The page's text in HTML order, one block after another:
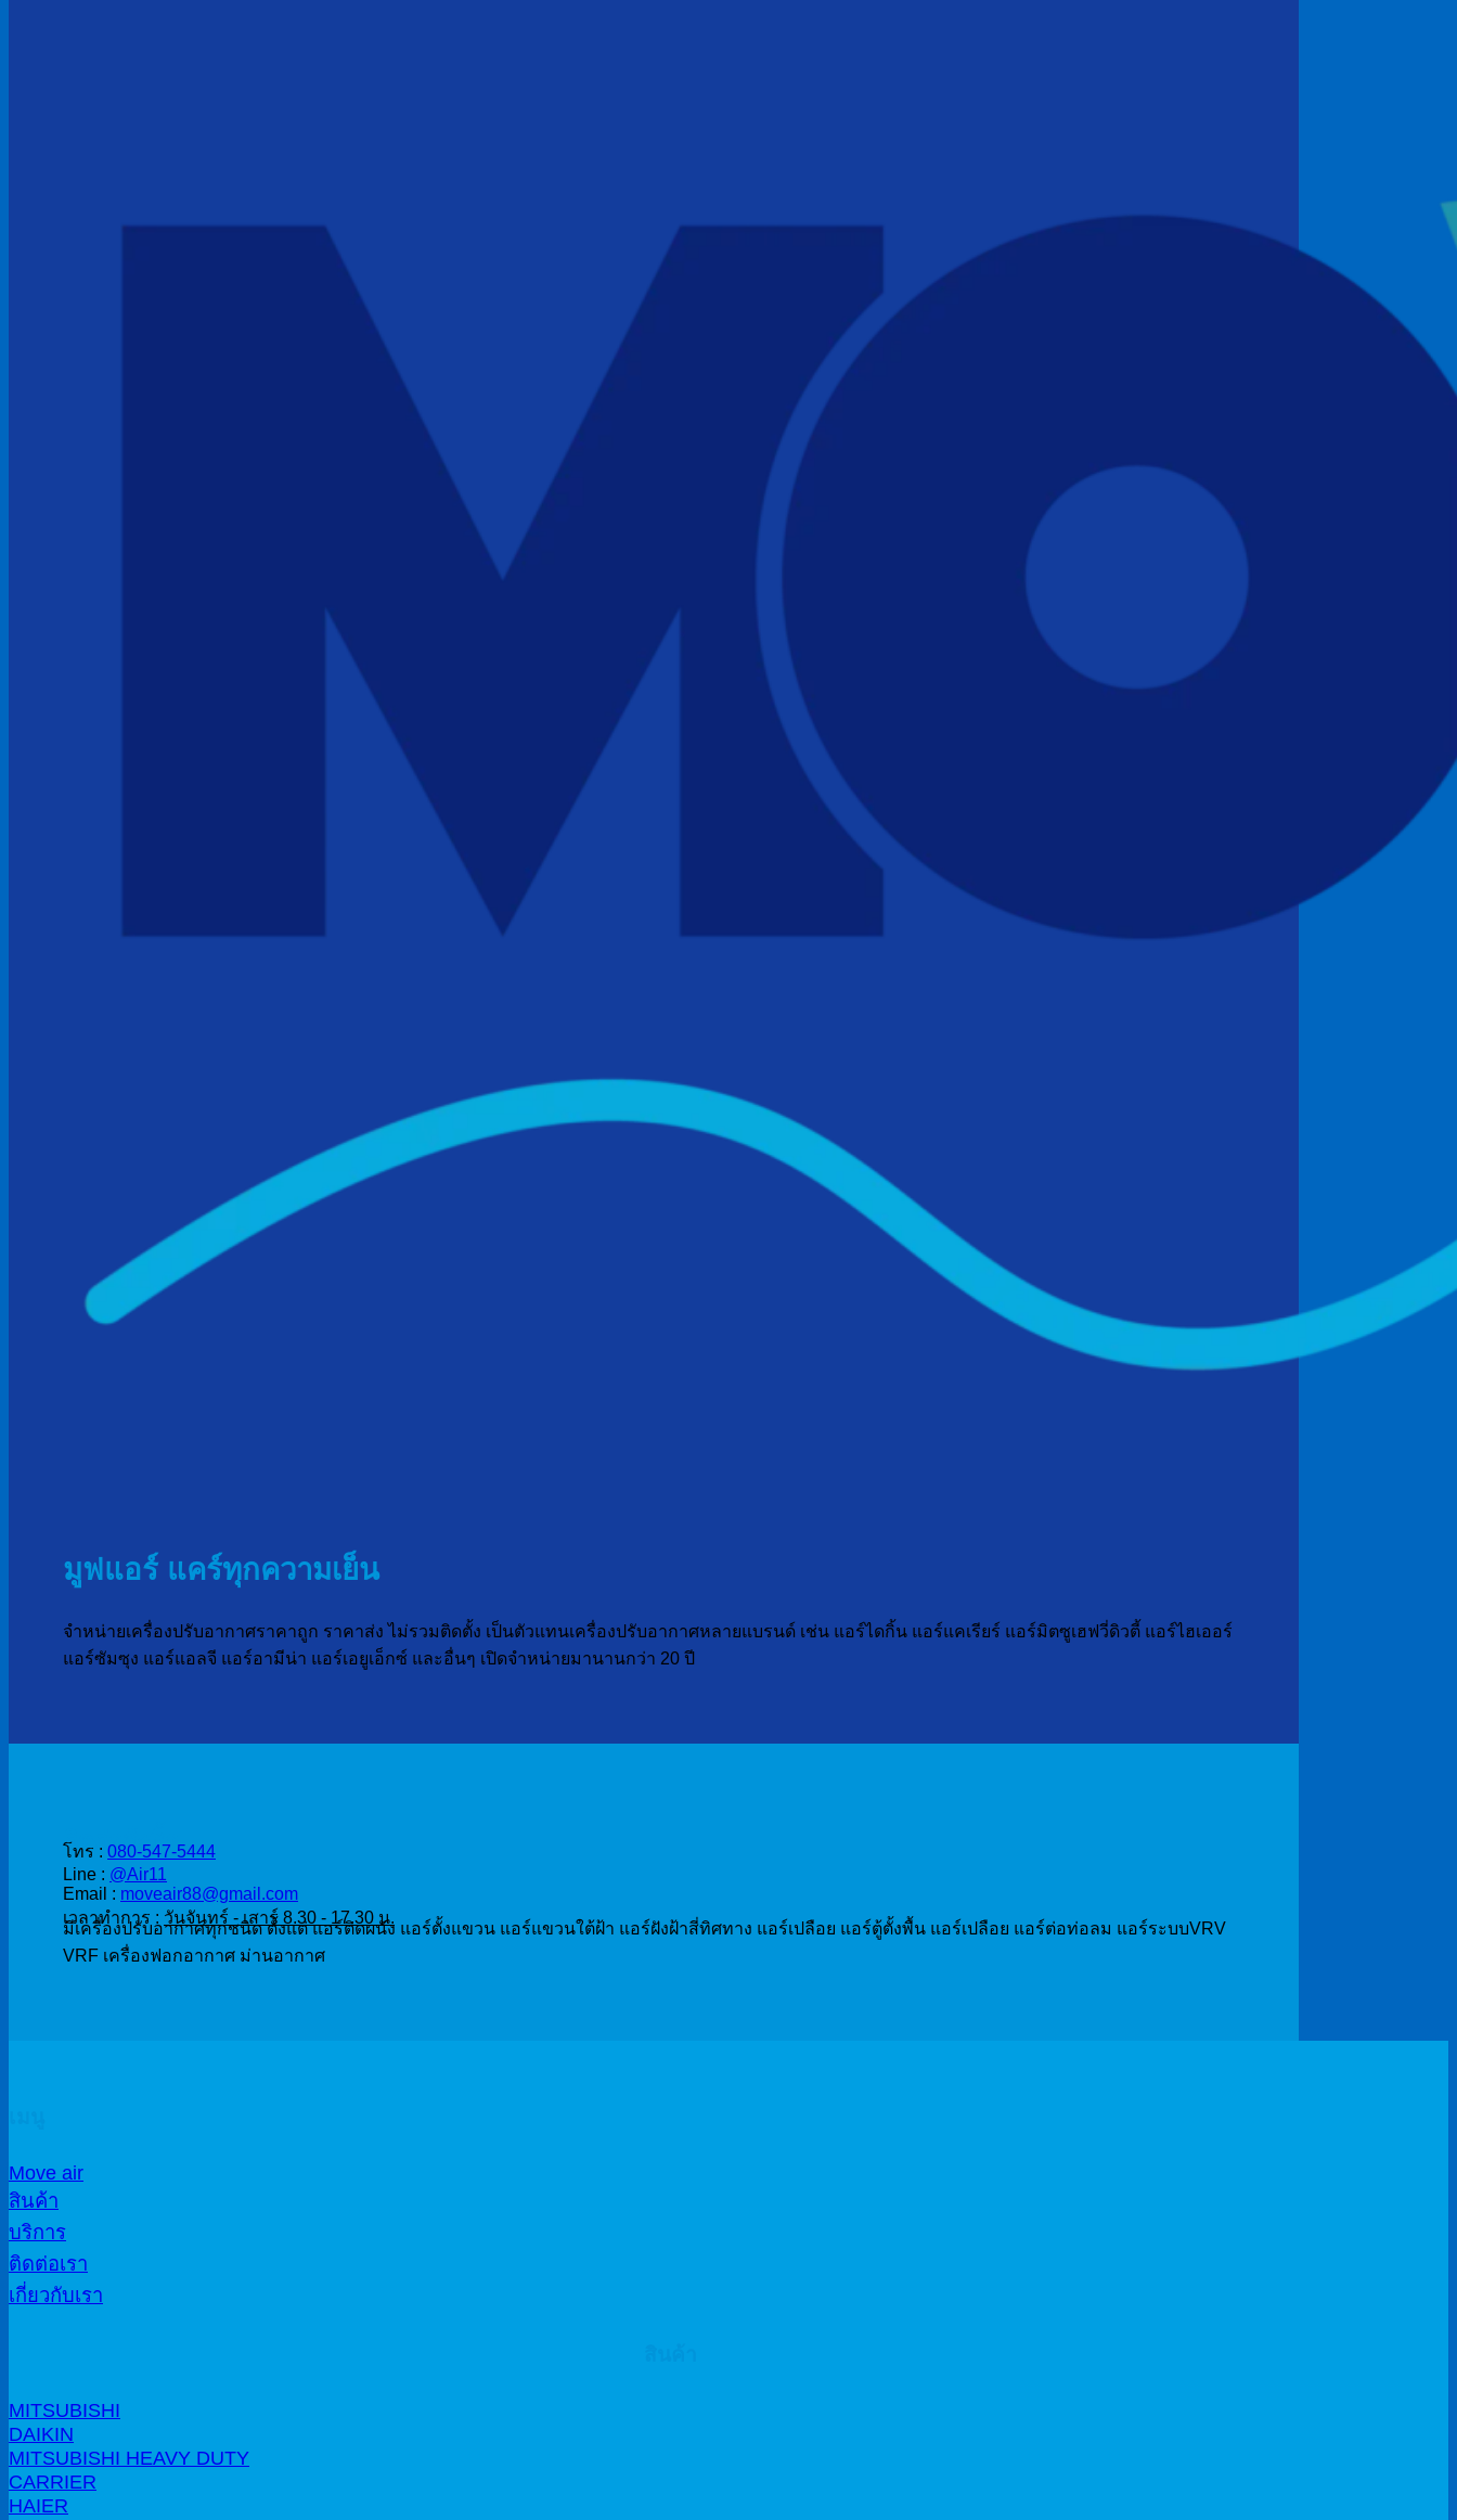
มูฟแอร์ แคร์ทุกความเย็น
จำหน่ายเครื่องปรับอากาศราคาถูก ราคาส่ง ไม่รวมติดตั้ง เป็นตัวแทนเครื่องปรับอากาศหลายแบรนด์ เช่น แอร์ไดกิ้น แอร์แคเรียร์ แอร์มิตซูเฮฟวี่ดิวตี้ แอร์ไฮเออร์
แอร์ซัมซุง แอร์แอลจี แอร์อามีน่า แอร์เอยูเอ็กซ์ และอื่นๆ เปิดจำหน่ายมานานกว่า 20 ปี
ติดต่อสั่งซื้อ
โทร : 080-547-5444
Line : @Air11
Email : moveair88@gmail.com
เวลาทำการ : วันจันทร์ - เสาร์ 8.30 - 17.30 น.
มีเครื่องปรับอากาศทุกชนิด ตั้งแต่ แอร์ติดผนัง แอร์ตั้งแขวน แอร์แขวนใต้ฝ้า แอร์ฝังฝ้าสี่ทิศทาง แอร์เปลือย แอร์ตู้ตั้งพื้น แอร์เปลือย แอร์ต่อท่อลม แอร์ระบบVRV
VRF เครื่องฟอกอากาศ ม่านอากาศ
Move air
สินค้า
บริการ
ติดต่อเรา
เกี่ยวกับเรา
MITSUBISHI
DAIKIN
MITSUBISHI HEAVY DUTY
CARRIER
HAIER